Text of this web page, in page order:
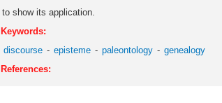
to show its application.
Keywords:
discourse
episteme paleontology
genealogy
References: